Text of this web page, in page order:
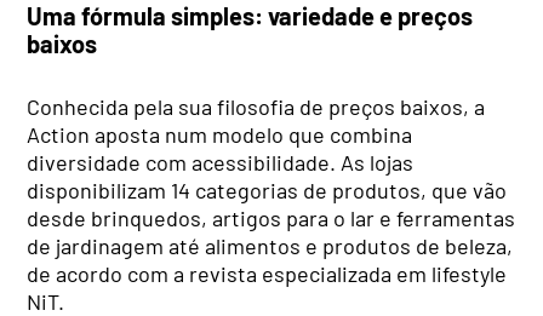
Uma fórmula simples: variedade e preços
baixos
Conhecida pela sua filosofia de preços baixos, a
Action aposta num modelo que combina
diversidade com acessibilidade. As lojas
disponibilizam 14 categorias de produtos, que vão
desde brinquedos, artigos para o lar e ferramentas
de jardinagem até alimentos e produtos de beleza,
de acordo com a revista especializada em lifestyle
NiT.